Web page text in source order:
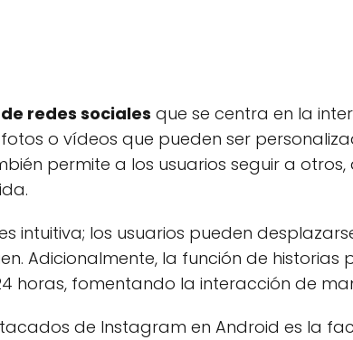
redes sociales que se centra en la
o vídeos que pueden ser
permite a los usuarios seguir a
intuitiva; los usuarios pueden
Adicionalmente, la función de
horas, fomentando la interacción de
de Instagram en Android es la